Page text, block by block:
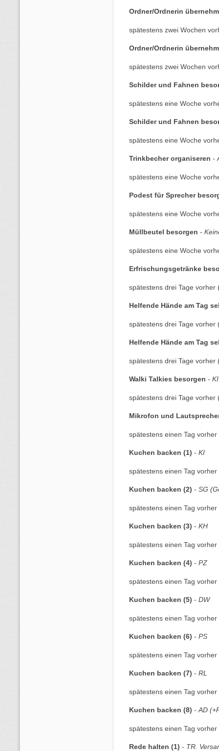
Ordner/Ordnerin
spätestens zwei Wochen
Ordner/Ordnerin
spätestens zwei Wochen
Schilder und Fahnen
spätestens eine Woche
Schilder und Fahnen
spätestens eine Woche
Trinkbecher organiseren -
spätestens eine Woche
Podest für Sprecher
spätestens eine Woche
Müllbeutel besorgen -
spätestens eine Woche
Erfrischungsgetränke
spätestens drei Tage vorher
Helfende Hände am Tag
spätestens drei Tage vorher
Helfende Hände am Tag
spätestens drei Tage vorher
Walki Talkies besorgen - KI
spätestens drei Tage vorher
Mikrofon und
spätestens einen Tag vorher
Kuchen backen (1) - KI
spätestens einen Tag vorher
Kuchen backen (2) - SG
spätestens einen Tag vorher
Kuchen backen (3) - KH
spätestens einen Tag vorher
Kuchen backen (4) - PZ
spätestens einen Tag vorher
Kuchen backen (5) - DW
spätestens einen Tag vorher
Kuchen backen (6) - PS
spätestens einen Tag vorher
Kuchen backen (7) - RL
spätestens einen Tag vorher
Kuchen backen (8) -AD
spätestens einen Tag vorher
Rede halten (1) - TR.